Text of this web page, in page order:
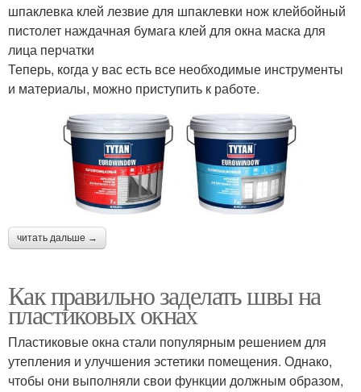
шпаклевка клей лезвие для шпаклевки нож клейбойный
пистолет наждачная бумага клей для окна маска для
лица перчатки
Теперь, когда у вас есть все необходимые инструменты
и материалы, можно приступить к работе.
читать дальше →
Как правильно заделать швы на
пластиковых окнах
Пластиковые окна стали популярным решением для
утепления и улучшения эстетики помещения. Однако,
чтобы они выполняли свои функции должным образом,